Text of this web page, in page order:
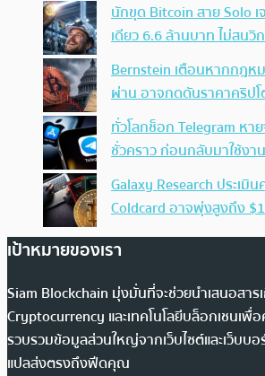
นักขุด Bitcoin สาย Solo
เดียว 6.6 ล้านบาท ไม่สน
Bernstein เตือนหากกฎหม
ผ่าน อาจกดดันราคาคริป
ทั่วโลกช็อก Telegram หา
ชั่วคราว ก่อนกลับมาใช้งา
Galaxy Research ประเมิ
Coldcard อาจพุ่งสูงถึง
เป้าหมายของเรา
Siam Blockchain มุ่งมั่นที่จะช่วยนำเสนอสาร
Cryptocurrency และเทคโนโลยีบล็อกเชนเพื่
รวบรวมข้อมูลส่วนใหญ่จากเว็บไซต์และเว็บบอ
แปลส่งตรงถึงฟีดคุณ